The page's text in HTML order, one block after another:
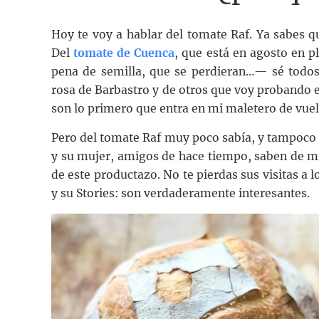
Hoy te voy a hablar del tomate Raf. Ya sabes
Deltomate de Cuenca, que está en agosto en
pena de semilla, que se perdieran…— sé
rosa de Barbastro y de otros que voy probando
son lo primero que entra en mi maletero de
Pero del tomate Raf muy poco sabía, y
y su mujer, amigos de hace tiempo, saben de
de este productazo. No te pierdas sus visitas
y su Stories: son verdaderamente interesantes.